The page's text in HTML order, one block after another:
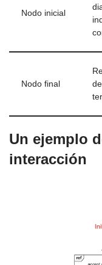
Nodo inicial
Nodo final
Un ejemplo
interacción